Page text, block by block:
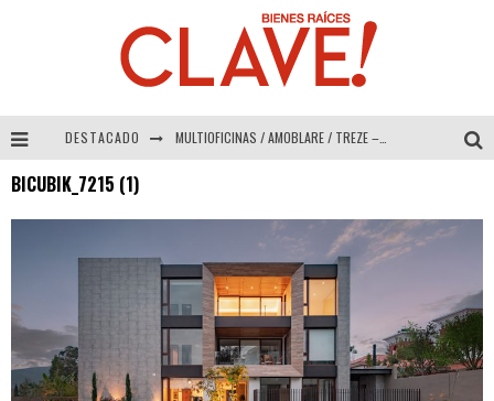
DESTACADO MULTIOFICINAS / AMOBLARE / TREZE – Especial Interiorismo & Decoración 2026
COLINEAL – Especial Interiorismo & Decoración 2026
BICUBIK_7215 (1)